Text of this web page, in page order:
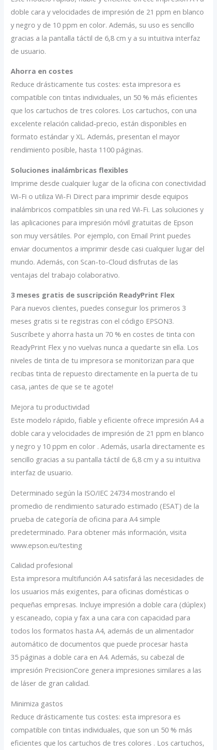
doble cara y velocidades de impresión de 21 ppm en blanco
y negro y de 10 ppm en color. Además, su uso es sencillo
gracias a la pantalla táctil de 6,8 cm y a su intuitiva interfaz
de usuario.
Ahorra en costes
Reduce drásticamente tus costes: esta impresora es
compatible con tintas individuales, un 50 % más eficientes
que los cartuchos de tres colores. Los cartuchos, con una
excelente relación calidad-precio, están disponibles en
formato estándar y XL. Además, presentan el mayor
rendimiento posible, hasta 1100 páginas.
Soluciones inalámbricas flexibles
Imprime desde cualquier lugar de la oficina con conectividad
Wi-Fi o utiliza Wi-Fi Direct para imprimir desde equipos
inalámbricos compatibles sin una red Wi-Fi. Las soluciones y
las aplicaciones para impresión móvil gratuitas de Epson
son muy versátiles. Por ejemplo, con Email Print puedes
enviar documentos a imprimir desde casi cualquier lugar del
mundo. Además, con Scan-to-Cloud disfrutas de las
ventajas del trabajo colaborativo.
3 meses gratis de suscripción ReadyPrint Flex
Para nuevos clientes, puedes conseguir los primeros 3
meses gratis si te registras con el código EPSON3.
Suscríbete y ahorra hasta un 70 % en costes de tinta con
ReadyPrint Flex y no vuelvas nunca a quedarte sin ella. Los
niveles de tinta de tu impresora se monitorizan para que
recibas tinta de repuesto directamente en la puerta de tu
casa, ¡antes de que se te agote!
Mejora tu productividad
Este modelo rápido, fiable y eficiente ofrece impresión A4 a
doble cara y velocidades de impresión de 21 ppm en blanco
y negro y 10 ppm en color . Además, usarla directamente es
sencillo gracias a su pantalla táctil de 6,8 cm y a su intuitiva
interfaz de usuario.
Determinado según la ISO/IEC 24734 mostrando el
promedio de rendimiento saturado estimado (ESAT) de la
prueba de categoría de oficina para A4 simple
predeterminado. Para obtener más información, visita
www.epson.eu/testing
Calidad profesional
Esta impresora multifunción A4 satisfará las necesidades de
los usuarios más exigentes, para oficinas domésticas o
pequeñas empresas. Incluye impresión a doble cara (dúplex)
y escaneado, copia y fax a una cara con capacidad para
todos los formatos hasta A4, además de un alimentador
automático de documentos que puede procesar hasta
35 páginas a doble cara en A4. Además, su cabezal de
impresión PrecisionCore genera impresiones similares a las
de láser de gran calidad.
Minimiza gastos
Reduce drásticamente tus costes: esta impresora es
compatible con tintas individuales, que son un 50 % más
eficientes que los cartuchos de tres colores . Los cartuchos,